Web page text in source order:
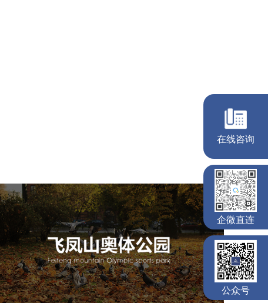
飞凤山奥体公园
旅游休闲 公园 AI人工智能
智慧公园
智慧体育公园
智能步道
智能大数据平台
AR太极
智能体测